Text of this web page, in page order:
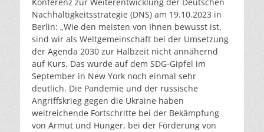
Nachhaltigkeitsstrategie (DNS) am 19.10.2023 in
Berlin: „Wie den meisten von Ihnen bewusst ist,
sind wir als Weltgemeinschaft bei der Umsetzung
der Agenda 2030 zur Halbzeit nicht annähernd
auf Kurs. Das wurde auf dem SDG-Gipfel im
September in New York noch einmal sehr
deutlich. Die Pandemie und der russische
Angriffskrieg gegen die Ukraine haben
weitreichende Fortschritte bei der Bekämpfung
von Armut und Hunger, bei der Förderung von